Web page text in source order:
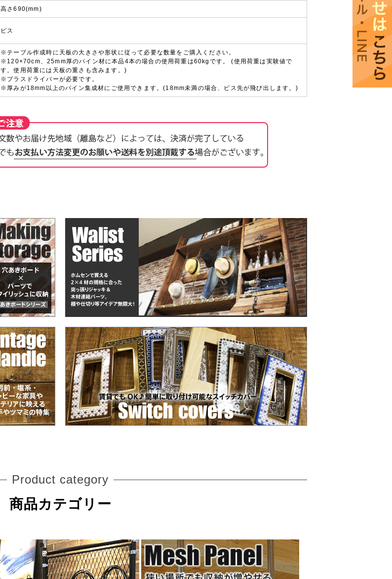
高さ690(mm)
ビス
※テーブル作成時に天板の大きさや形状に従って必要な数量をご購入ください。
※120×70cm、25mm厚のパイン材に本品4本の場合の使用荷重は60kgです。 (使用荷重は実験値で
す。使用荷重には天板の重さも含みます。)
※プラスドライバーが必要です。
※厚みが18mm以上のパイン集成材にご使用できます。(18mm未満の場合、ビス先が飛び出します。)
Product category
商品カテゴリー